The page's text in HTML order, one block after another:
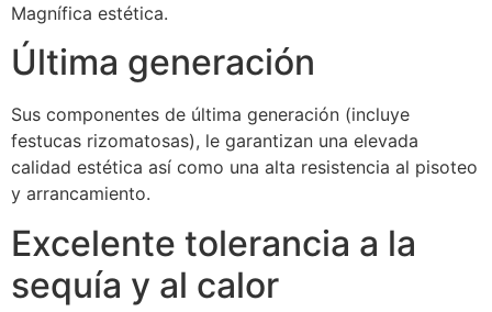
Magnífica estética.
Última generación
Sus componentes de última generación (incluye
festucas rizomatosas), le garantizan una elevada
calidad estética así como una alta resistencia al pisoteo
y arrancamiento.
Excelente tolerancia a la
sequía y al calor